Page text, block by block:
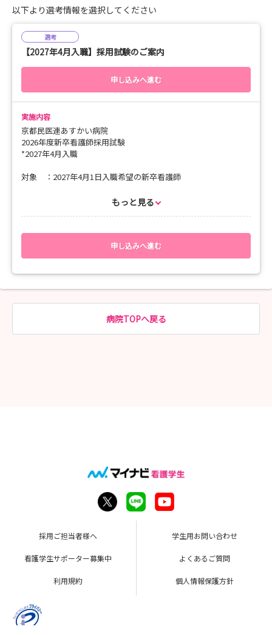
・貸与額：50万円～200万円 ※4年課程に限り卒業年度に50万
円の増額申請可
・当病院へ就職後、就労期間に応じての返済免除規定あり
1年以上の勤務で50万円の免除
2年以上の勤務で100万円の免除
3年以上の勤務で150万円の免除
4年以上の勤務で200万円の免除
以下より選考情報を選択してください
選考
【2027年4月入職】採用試験のご案内
申し込みへ進む
実施内容
京都民医連あすかい病院
2026年度新卒看護師採用試験
*2027年4月入職
対象 ：2027年4月1日入職希望の新卒看護師
試験内容：書類選考、面接
・試験内容：面接
・提出書類：自筆履歴書、成績証明書、卒業見込み証書、健
康診断書
・申込方法：「マイナビ看護学生」よりお申込み下さい。
もっと見る
申し込みへ進む
病院TOPへ戻る
採用ご担当者様へ 学生用お問い合わせ
看護学生サポーター募集中 よくあるご質問
利用規約 個人情報保護方針